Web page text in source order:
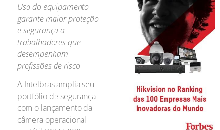
Uso do equipamento
garante maior proteção
e segurança a
trabalhadores que
desempenham
profissões de risco
A Intelbras amplia seu
portfólio de segurança
com o lançamento da
câmera operacional